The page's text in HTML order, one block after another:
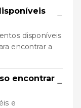
−
disponíveis
encontrar a
encontrar −
e